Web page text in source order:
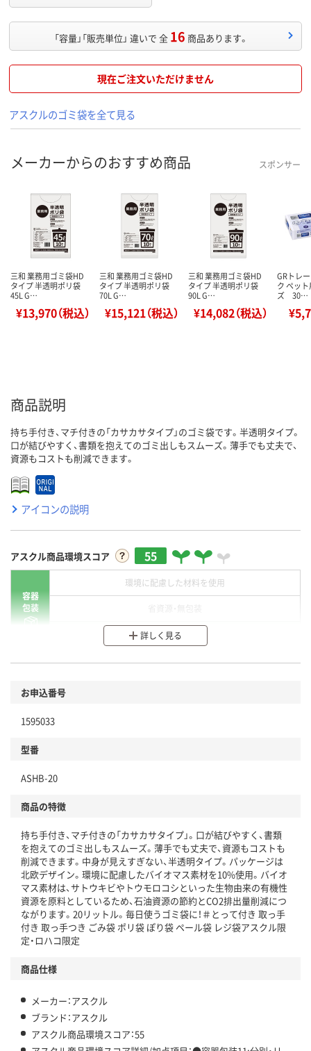
「容量」「販売単位」 違いで 全 16 商品あります。
現在ご注文いただけません
アスクルのゴミ袋を全て見る
メーカーからのおすすめ商品 スポンサー
三和 業務用ゴミ袋HD
タイプ 半透明ポリ袋
45L G…
¥13,970（税込）
三和 業務用ゴミ袋HD
タイプ 半透明ポリ袋
70L G…
¥15,121（税込）
三和 業務用ゴミ袋HD
タイプ 半透明ポリ袋
90L G…
¥14,082（税込）
GRトレ
ク ペッ
ズ 30…
商品説明
持ち手付き、マチ付きの「カサカサタイプ」のゴミ袋です。半透明タイプ。
口が結びやすく、書類を抱えてのゴミ出しもスムーズ。薄手でも丈夫で、
資源もコストも削減できます。
アイコンの説明
アスクル商品環境スコア 55
容器
包装
環境に配慮した材料を使用
分別・リサイクルしやすい設計
商品
本体
仕組
この商品の環境配慮ポイントです。下記商品詳細「
アスクル商品環境スコア詳細／加点項目
」で確認できます。
詳しく見る
お申込番号
1595033
型番
ASHB-20
商品の特徴
持ち手付き、マチ付きの「カサカサタイプ」。口が結びやすく、書類
を抱えてのゴミ出しもスムーズ。薄手でも丈夫で、資源もコストも
削減できます。中身が見えすぎない、半透明タイプ。パッケージは
北欧デザイン。環境に配慮したバイオマス素材を10%使用。バイオ
マス素材は、サトウキビやトウモロコシといった生物由来の有機性
資源を原料としているため、石油資源の節約とCO2排出量削減につ
ながります。20リットル。毎日使うゴミ袋に！＃とって付き 取っ手
付き 取っ手つき ごみ袋 ポリ袋 ぽり袋 ペール袋 レジ袋アスクル限
定・ロハコ限定
商品仕様
メーカー：アスクル
ブランド：アスクル
アスクル商品環境スコア：55